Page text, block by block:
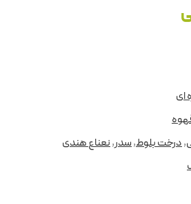
ای
,درخت بلوط,سدر,نعناع هندی